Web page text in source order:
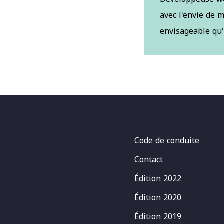
avec l'envie de
envisageable
Code de conduite
Contact
Édition 2022
Édition 2020
Édition 2019